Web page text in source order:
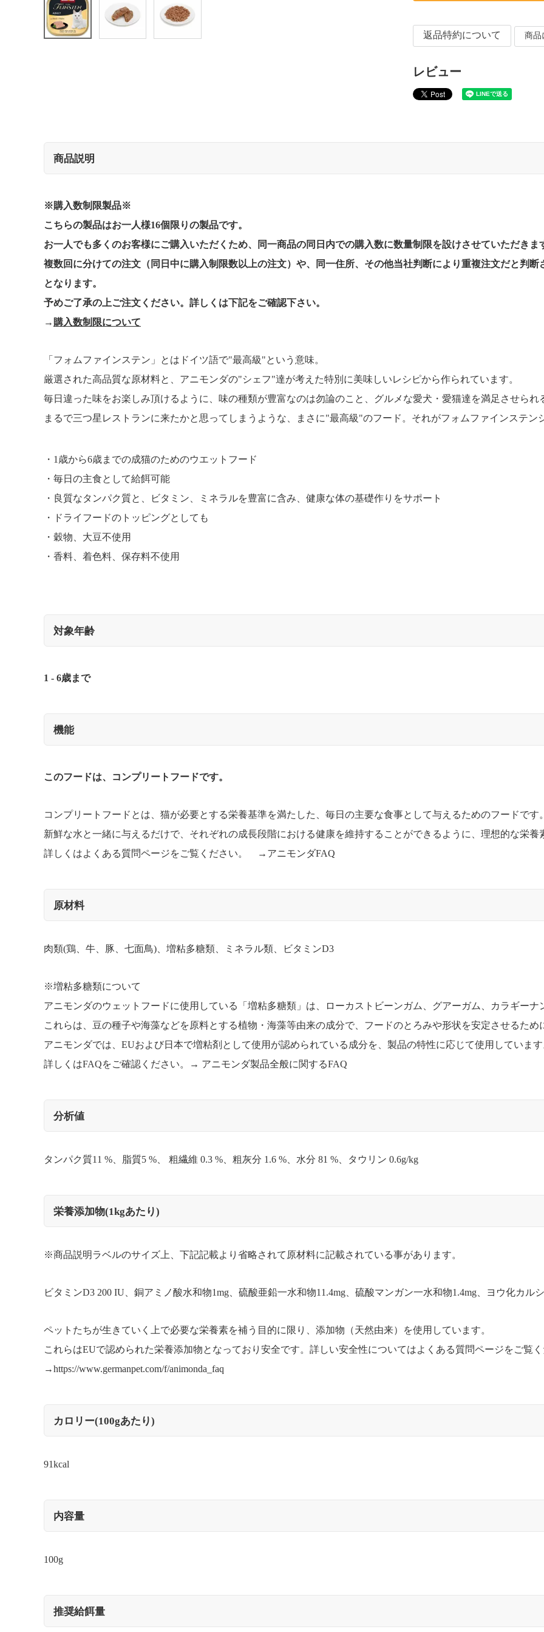
返品特約について 商品
レビュー
商品説明
※購入数制限製品※
こちらの製品はお一人様16個限りの製品です。
お一人でも多くのお客様にご購入いただくため、同一商品の同日内での購入数に数量制限を設けさせていただきま
複数回に分けての注文（同日中に購入制限数以上の注文）や、同一住所、その他当社判断により重複注文だと判
となります。
予めご了承の上ご注文ください。詳しくは下記をご確認下さい。
→ 購入数制限について
「フォムファインステン」とはドイツ語で"最高級"という意味。
厳選された高品質な原材料と、アニモンダの"シェフ"達が考えた特別に美味しいレシピから作られています。
毎日違った味をお楽しみ頂けるように、味の種類が豊富なのは勿論のこと、グルメな愛犬・愛猫達を満足させら
まるで三つ星レストランに来たかと思ってしまうような、まさに"最高級"のフード。それがフォムファインステン
1歳から6歳までの成猫のためのウエットフード
毎日の主食として給餌可能
良質なタンパク質と、ビタミン、ミネラルを豊富に含み、健康な体の基礎作りをサポート
ドライフードのトッピングとしても
穀物、大豆不使用
香料、着色料、保存料不使用
対象年齢
1 - 6歳まで
機能
このフードは、コンプリートフードです。
コンプリートフードとは、猫が必要とする栄養基準を満たした、毎日の主要な食事として与えるためのフードです
新鮮な水と一緒に与えるだけで、それぞれの成長段階における健康を維持することができるように、理想的な栄
詳しくはよくある質問ページをご覧ください。 → アニモンダFAQ
原材料
肉類(鶏、牛、豚、七面鳥)、増粘多糖類、ミネラル類、ビタミンD3
※増粘多糖類について
アニモンダのウェットフードに使用している「増粘多糖類」は、ローカストビーンガム、グアーガム、カラギーナ
これらは、豆の種子や海藻などを原料とする植物・海藻等由来の成分で、フードのとろみや形状を安定させるため
アニモンダでは、EUおよび日本で増粘剤として使用が認められている成分を、製品の特性に応じて使用していま
詳しくはFAQをご確認ください。→ アニモンダ製品全般に関するFAQ
分析値
タンパク質11 %、脂質5 %、 粗繊維 0.3 %、粗灰分 1.6 %、水分 81 %、タウリン 0.6g/kg
栄養添加物(1kgあたり)
※商品説明ラベルのサイズ上、下記記載より省略されて原材料に記載されている事があります。
ビタミンD3 200 IU、銅アミノ酸水和物1mg、硫酸亜鉛一水和物11.4mg、硫酸マンガン一水和物1.4mg、ヨウ化カル
ペットたちが生きていく上で必要な栄養素を補う目的に限り、添加物（天然由来）を使用しています。
これらはEUで認められた栄養添加物となっており安全です。詳しい安全性についてはよくある質問ページをご覧
→https://www.germanpet.com/f/animonda_faq
カロリー(100gあたり)
91kcal
内容量
100g
推奨給餌量